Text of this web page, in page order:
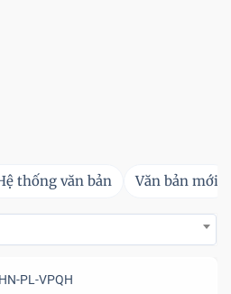
thống văn bản Văn bản mới
PL-VPQH